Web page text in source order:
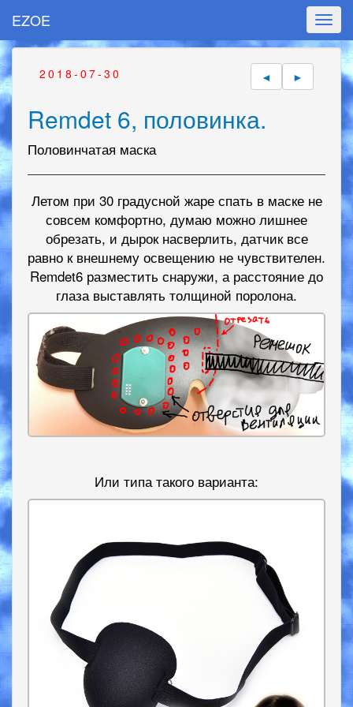
EZOE
2018-07-30 ►
◄
Remdet 6, половинка.
Половинчатая маска
Летом при 30 градусной жаре спать в маске не
совсем комфортно, думаю можно лишнее
обрезать, и дырок насверлить, датчик все
равно к внешнему освещению не чувствителен.
Remdet6 разместить снаружи, а расстояние до
глаза выставлять толщиной поролона.
Или типа такого варианта: